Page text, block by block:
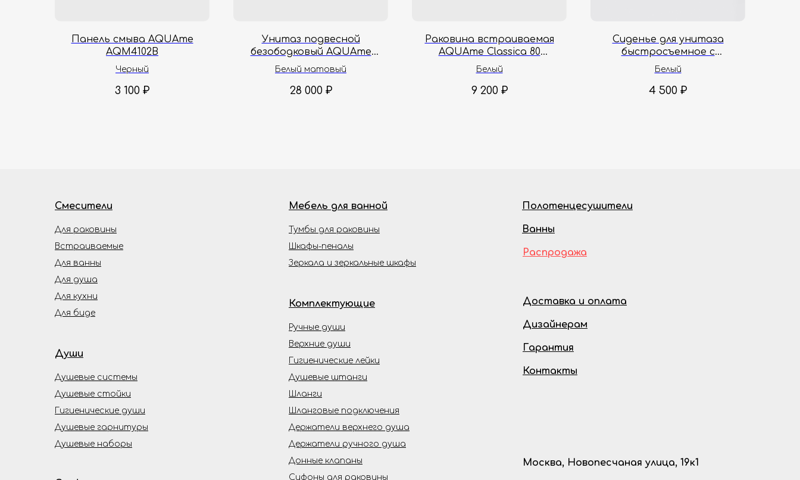
Панель смыва AQUAme
AQM4102B
Черный
3 100 ₽
Унитаз подвесной
безободковый AQUAme
AQM2002MW 49х36х37 см
Белый матовый
28 000 ₽
Раковина встраиваемая
AQUAme Classica 80
4627173210188 80х45х14 см
Белый
9 200 ₽
Сиденье для унитаза
быстросъемное с
микролифтом AQUAme
AQM1203
Белый
4 500 ₽
Смесители
Души
Душевые гарнитуры
Душевые наборы
Душевые системы
Гигиенические души
Мебель для ванной
Тумбы для раковины
Шкафы-пеналы
Зеркала и зеркальные шкафы
Встраиваемые
Для биде
Для кухни
Для ванны
Для душа
Для раковины
Комплектующие
Ручные души
Верхние души
Гигиенические лейки
Шланги
Дизайнерам
Доставка и оплата
Гарантия
Контакты
Душевые стойки
Шланговые подключения
Распродажа
Полотенцесушители
Ванны
Держатели верхнего душа
Держатели ручного душа
Донные клапаны
Сифоны для раковины
Душевые штанги
Москва, Новопесчаная улица, 19к1